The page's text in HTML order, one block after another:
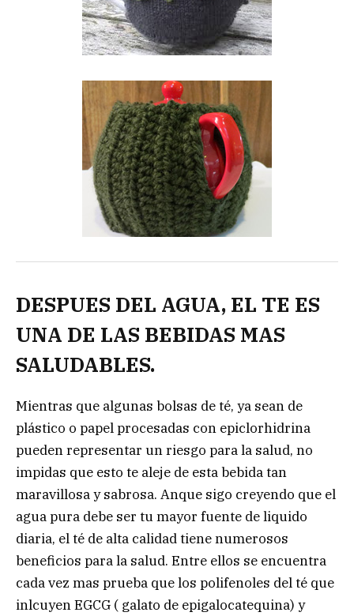
DESPUES DEL AGUA, EL TE ES
UNA DE LAS BEBIDAS MAS
SALUDABLES.
Mientras que algunas bolsas de té, ya sean de
plástico o papel procesadas con epiclorhidrina
pueden representar un riesgo para la salud, no
impidas que esto te aleje de esta bebida tan
maravillosa y sabrosa. Anque sigo creyendo que el
agua pura debe ser tu mayor fuente de liquido
diaria, el té de alta calidad tiene numerosos
beneficios para la salud. Entre ellos se encuentra
cada vez mas prueba que los polifenoles del té que
inlcuyen EGCG ( galato de epigalocatequina) y